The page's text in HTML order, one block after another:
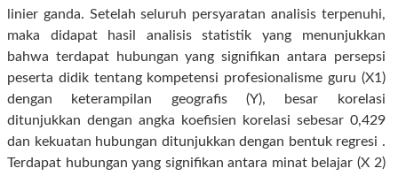
linier ganda. Setelah seluruh persyaratan analisis terpenuhi,
maka didapat hasil analisis statistik yang menunjukkan
bahwa terdapat hubungan yang signifikan antara persepsi
peserta didik tentang kompetensi profesionalisme guru (X1)
dengan keterampilan geografis (Y), besar korelasi
ditunjukkan dengan angka koefisien korelasi sebesar 0,429
dan kekuatan hubungan ditunjukkan dengan bentuk regresi .
Terdapat hubungan yang signifikan antara minat belajar (X 2)